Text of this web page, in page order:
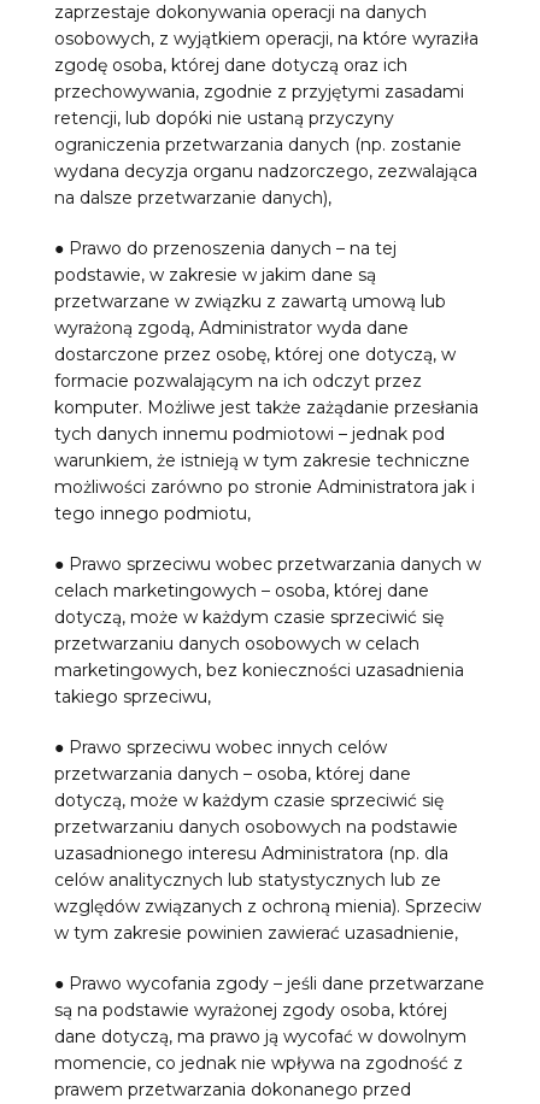
zaprzestaje dokonywania operacji na danych
osobowych, z wyjątkiem operacji, na które wyraziła
zgodę osoba, której dane dotyczą oraz ich
przechowywania, zgodnie z przyjętymi zasadami
retencji, lub dopóki nie ustaną przyczyny
ograniczenia przetwarzania danych (np. zostanie
wydana decyzja organu nadzorczego, zezwalająca
na dalsze przetwarzanie danych),
● Prawo do przenoszenia danych – na tej
podstawie, w zakresie w jakim dane są
przetwarzane w związku z zawartą umową lub
wyrażoną zgodą, Administrator wyda dane
dostarczone przez osobę, której one dotyczą, w
formacie pozwalającym na ich odczyt przez
komputer. Możliwe jest także zażądanie przesłania
tych danych innemu podmiotowi – jednak pod
warunkiem, że istnieją w tym zakresie techniczne
możliwości zarówno po stronie Administratora jak i
tego innego podmiotu,
● Prawo sprzeciwu wobec przetwarzania danych w
celach marketingowych – osoba, której dane
dotyczą, może w każdym czasie sprzeciwić się
przetwarzaniu danych osobowych w celach
marketingowych, bez konieczności uzasadnienia
takiego sprzeciwu,
● Prawo sprzeciwu wobec innych celów
przetwarzania danych – osoba, której dane
dotyczą, może w każdym czasie sprzeciwić się
przetwarzaniu danych osobowych na podstawie
uzasadnionego interesu Administratora (np. dla
celów analitycznych lub statystycznych lub ze
względów związanych z ochroną mienia). Sprzeciw
w tym zakresie powinien zawierać uzasadnienie,
● Prawo wycofania zgody – jeśli dane przetwarzane
są na podstawie wyrażonej zgody osoba, której
dane dotyczą, ma prawo ją wycofać w dowolnym
momencie, co jednak nie wpływa na zgodność z
prawem przetwarzania dokonanego przed